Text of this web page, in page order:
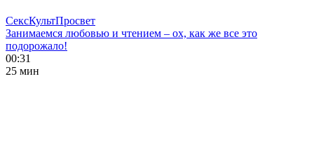
СексКультПросвет
Занимаемся любовью и чтением – ох, как же все это
подорожало!
00:31
25 мин